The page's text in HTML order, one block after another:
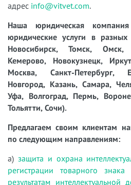
адрес info@vitvet.com.
Наша юридическая
юридические услуги в
Новосибирск, Томск, Омск,
Кемерово, Новокузнецк,
Москва, Санкт-Петербург,
Новгород, Казань, Самара,
Уфа, Волгоград, Пермь,
Тольятти, Сочи).
Предлагаем своим клиентам
по следующим направлениям:
а) защита и охрана
регистрации товарного
результатам интеллектуальной